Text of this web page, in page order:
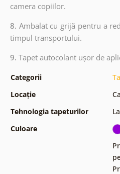
camera copiilor.
8. Ambalat cu grijă pentru a
timpul transportului.
9. Tapet autocolant ușor de
Categorii
Locație
Tehnologia tapeturilor
Culoare